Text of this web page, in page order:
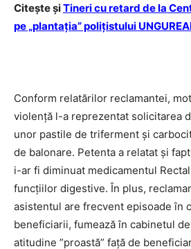
Citește șiTineri cu retard de la
pe „plantaţia” poliţistului
Conform relatărilor reclamantei,
violență l-a reprezentat solicitarea
unor pastile de triferment și
de balonare. Petenta a relatat și
i-ar fi diminuat medicamentul
funcțiilor digestive. În plus,
asistentul are frecvent episoade în
beneficiarii, fumează în cabinetul
atitudine ”proastă” față de